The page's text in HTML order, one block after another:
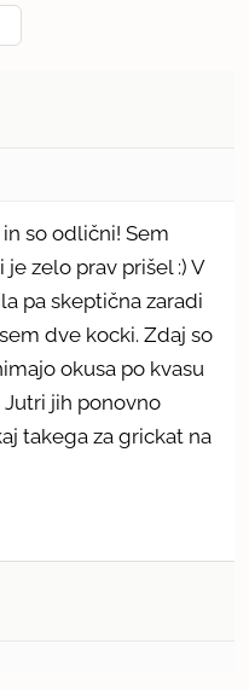
so odlični! Sem
zelo prav prišel :) V
pa skeptična zaradi
dve kocki. Zdaj so
okusa po kvasu
jih ponovno
takega za grickat na